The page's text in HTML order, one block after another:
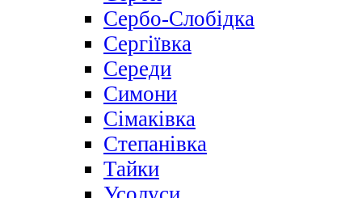
Сербо-Слобідка
Сергіївка
Середи
Симони
Сімаківка
Степанівка
Тайки